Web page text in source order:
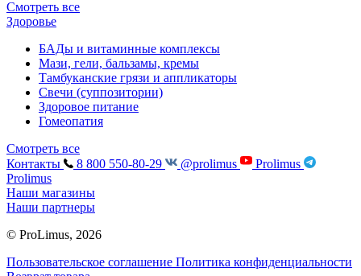
Смотреть все
Здоровье
БАДы и витаминные комплексы
Мази, гели, бальзамы, кремы
Тамбуканские грязи и аппликаторы
Свечи (суппозитории)
Здоровое питание
Гомеопатия
Смотреть все
Контакты
8 800 550-80-29 @prolimus
Prolimus
Prolimus
Наши магазины
Наши партнеры
© ProLimus, 2026
Пользовательское соглашение Политика конфиденциальности